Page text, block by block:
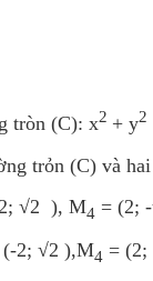
tròn (C): x2 + y2
trỏn (C) và
√2 ), M4 = (2;
(-2; √2 ),M4 = (2;